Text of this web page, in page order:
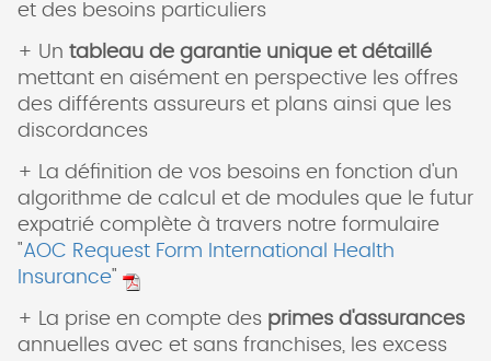
et des besoins particuliers
+ Un tableau de garantie unique et détaillé
mettant en aisément en perspective les offres
des différents assureurs et plans ainsi que les
discordances
+ La définition de vos besoins en fonction d'un
algorithme de calcul et de modules que le futur
expatrié complète à travers notre formulaire
AOC Request Form International Health
Insurance"
+ La prise en compte des primes d'assurances
annuelles avec et sans franchises, les excess